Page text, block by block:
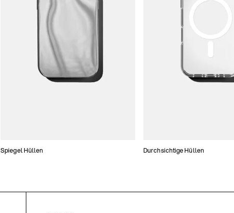
Spiegel Hüllen Durchsichtige Hüllen